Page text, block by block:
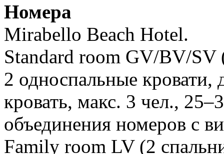
Номера
Mirabello Beach Hotel.
Standard room GV/BV/SV
2 односпальные кровати,
кровать, макс. 3 чел.,
объединения номеров с
Family room LV (2